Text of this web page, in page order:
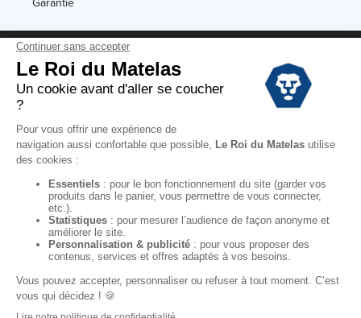
Conditions des offres
Black Friday
Destockage
Conditions Générales de vente magasin
Mentions Légales
Données personnelles
Codes promo Le Roi du Matelas
Copyright © 2022. All rights reserved.